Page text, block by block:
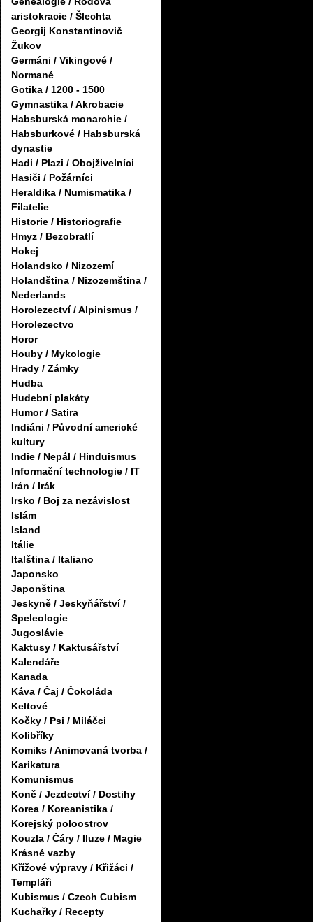
aristokracie / Šlechta
Georgij Konstantinovič
Žukov
Germáni / Vikingové /
Normané
Gotika / 1200 - 1500
Gymnastika / Akrobacie
Habsburská monarchie /
Habsburkové / Habsburská
dynastie
Hadi / Plazi / Obojživelníci
Hasiči / Požárníci
Heraldika / Numismatika /
Filatelie
Historie / Historiografie
Hmyz / Bezobratlí
Hokej
Holandsko / Nizozemí
Holandština / Nizozemština /
Nederlands
Horolezectví / Alpinismus /
Horolezectvo
Horor
Houby / Mykologie
Hrady / Zámky
Hudba
Hudební plakáty
Humor / Satira
Indiáni / Původní americké
kultury
Indie / Nepál / Hinduismus
Informační technologie / IT
Irán / Irák
Irsko / Boj za nezávislost
Islám
Island
Itálie
Italština / Italiano
Japonsko
Japonština
Jeskyně / Jeskyňářství /
Speleologie
Jugoslávie
Kaktusy / Kaktusářství
Kalendáře
Kanada
Káva / Čaj / Čokoláda
Keltové
Kočky / Psi / Miláčci
Kolibříky
Komiks / Animovaná tvorba /
Karikatura
Komunismus
Koně / Jezdectví / Dostihy
Korea / Koreanistika /
Korejský poloostrov
Kouzla / Čáry / Iluze / Magie
Krásné vazby
Křížové výpravy / Křižáci /
Templáři
Kubismus / Czech Cubism
Kuchařky / Recepty